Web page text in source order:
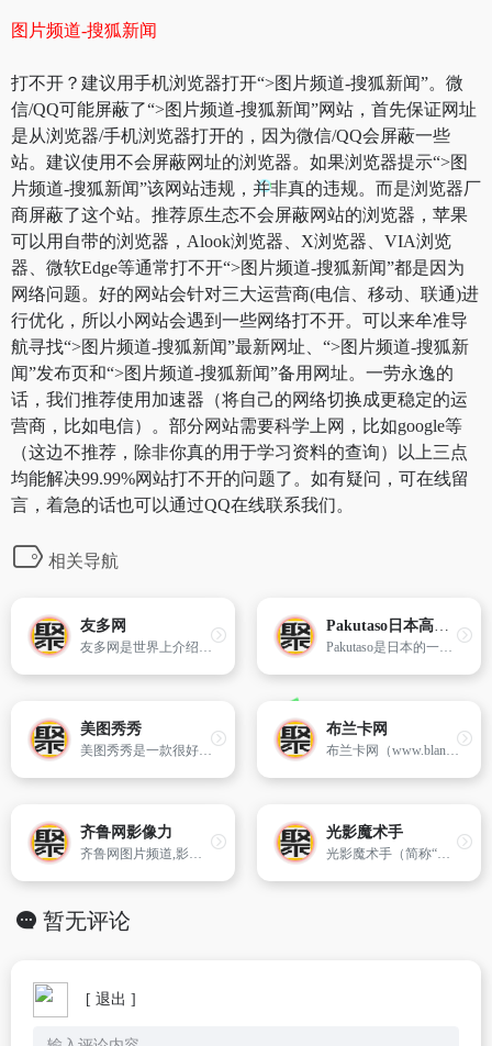
图片频道-搜狐新闻
打不开？建议用手机浏览器打开“>图片频道-搜狐新闻”。微
信/QQ可能屏蔽了“>图片频道-搜狐新闻”网站，首先保证网址
是从浏览器/手机浏览器打开的，因为微信/QQ会屏蔽一些
站。建议使用不会屏蔽网址的浏览器。如果浏览器提示“>图
片频道-搜狐新闻”该网站违规，并非真的违规。而是浏览器厂
商屏蔽了这个站。推荐原生态不会屏蔽网站的浏览器，苹果
可以用自带的浏览器，Alook浏览器、X浏览器、VIA浏览
器、微软Edge等通常打不开“>图片频道-搜狐新闻”都是因为
网络问题。好的网站会针对三大运营商(电信、移动、联通)进
行优化，所以小网站会遇到一些网络打不开。可以来牟准导
航寻找“>图片频道-搜狐新闻”最新网址、“>图片频道-搜狐新
闻”发布页和“>图片频道-搜狐新闻”备用网址。一劳永逸的
话，我们推荐使用加速器（将自己的网络切换成更稳定的运
营商，比如电信）。部分网站需要科学上网，比如google等
（这边不推荐，除非你真的用于学习资料的查询）以上三点
均能解决99.99%网站打不开的问题了。如有疑问，可在线留
言，着急的话也可以通过QQ在线联系我们。
相关导航
友多网
友多网是世界上介绍横断山区系统、专业、权威的网站,内容包括中国西部的甘孜州、阿坝州、大凉山、滇西北、藏东南等地的旅游、地理、文化资讯。
Pakutaso日本高品质免费写真素材
Pakutaso是日本的一家高品质照片素材免费写真素材网站,网站上所有的图片资源多是东亚流行文化情境类的主题照片,更多的是亚洲模特素材,收录的图片清一色都是以东方人角度拍摄,包含相片里的人物也是日本人为主,从使用地域上来说更符合东方人的审美观念,设计师们更好的使用亚洲的场景图片。 Pakutaso网站上的照片总类也很多,我们可以通过右方的人物、纪念日、天气、建筑、工作等等不同的分类,来浏览我们需要的照片类型。同样的即使是使用笔电的情境照片,在Pakutaso上的拍摄,也都是以亚洲人的手为模特儿,更符合东方的文化情境。 Pakutaso网站右侧可以看到图片分类以及搜寻工具,有预设一些关键字或可用色系来搜寻。分类项目大多以汉字标示,所以基本上不会有分辨的困难,也可以点击左上角的按钮展开分类选单,这边就有搭配图片让使用者更容易了解图库的类别。
美图秀秀
美图秀秀是一款很好用的图片处理软件,不用学习就能上手。独有图片特效、美容、边框、场景、拼图等功能,让你1分钟做出影楼级照片！美图秀秀还能做非主流闪图、非主流图片、QQ表情……更多精彩功能等你体验,赶快下载安装吧！
布兰卡网
布兰卡网（www.blanca.com.cn）致力于打造中国第一摄影网,为摄影之友提供摄影教程、摄影技巧、摄影入门等专业摄影知识以及摄影器材和摄影作品的交流服务,是摄影师行进的摄影论坛平台,此外布兰卡网还有汽车、旅游、拍客、同城、艺人等相关内容,为您带来更多的信息。
齐鲁网影像力
齐鲁网图片频道,影像力——图片,图片故事,图片专题,热点新闻图片,齐鲁网高清图片频道
光影魔术手
光影魔术手（简称“光影”）是一款免费的图像处理软件。
暂无评论
[ 退出 ]